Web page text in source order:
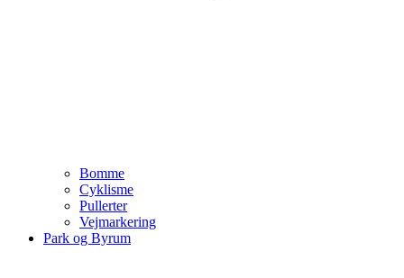
Bomme
Cyklisme
Pullerter
Vejmarkering
Park og Byrum